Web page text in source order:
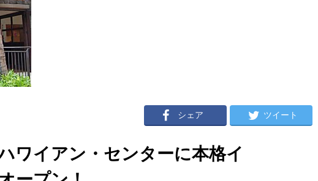
シェア ツイート
ワイアン・センターに本格イ